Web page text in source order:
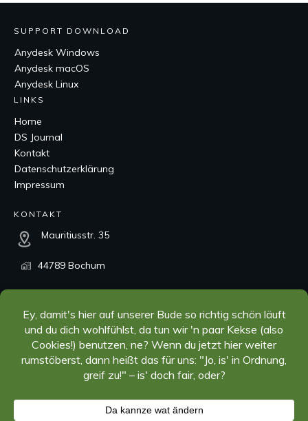
SUPPORT DOWNLOAD
Anydesk Windows
Anydesk macOS
Anydesk Linux
LINKS
Home
DS Journal
Kontakt
Datenschutzerklärung
Impressum
KONTAKT
Mauritiusstr. 35
44789 Bochum
+49 234 97843530
SOCIAL